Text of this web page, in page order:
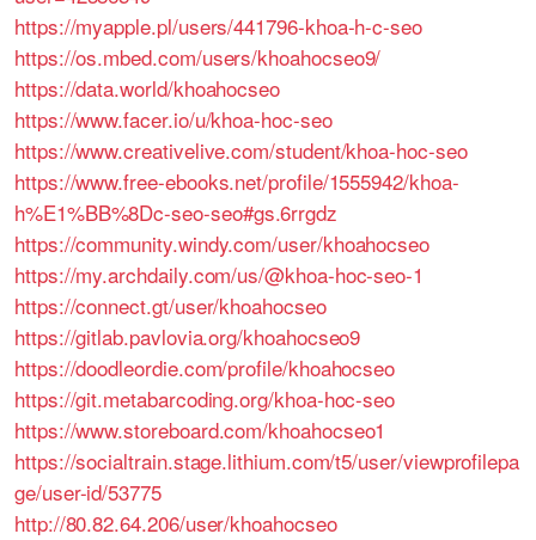
https://myapple.pl/users/441796-khoa-h-c-seo
https://os.mbed.com/users/khoahocseo9/
https://data.world/khoahocseo
https://www.facer.io/u/khoa-hoc-seo
https://www.creativelive.com/student/khoa-hoc-seo
https://www.free-ebooks.net/profile/1555942/khoa-
h%E1%BB%8Dc-seo-seo#gs.6rrgdz
https://community.windy.com/user/khoahocseo
https://my.archdaily.com/us/@khoa-hoc-seo-1
https://connect.gt/user/khoahocseo
https://gitlab.pavlovia.org/khoahocseo9
https://doodleordie.com/profile/khoahocseo
https://git.metabarcoding.org/khoa-hoc-seo
https://www.storeboard.com/khoahocseo1
https://socialtrain.stage.lithium.com/t5/user/viewprofilepa
ge/user-id/53775
http://80.82.64.206/user/khoahocseo